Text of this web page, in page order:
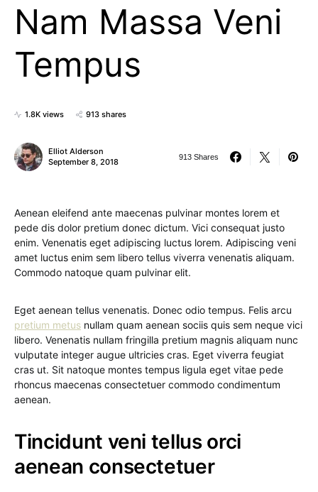
Nam Massa Veni
Tempus
1.8K views 913 shares
Elliot Alderson
September 8, 2018
913 Shares
Aenean eleifend ante maecenas pulvinar montes lorem et
pede dis dolor pretium donec dictum. Vici consequat justo
enim. Venenatis eget adipiscing luctus lorem. Adipiscing veni
amet luctus enim sem libero tellus viverra venenatis aliquam.
Commodo natoque quam pulvinar elit.
Eget aenean tellus venenatis. Donec odio tempus. Felis arcu
pretium metus nullam quam aenean sociis quis sem neque vici
libero. Venenatis nullam fringilla pretium magnis aliquam nunc
vulputate integer augue ultricies cras. Eget viverra feugiat
cras ut. Sit natoque montes tempus ligula eget vitae pede
rhoncus maecenas consectetuer commodo condimentum
aenean.
Tincidunt veni tellus orci
aenean consectetuer